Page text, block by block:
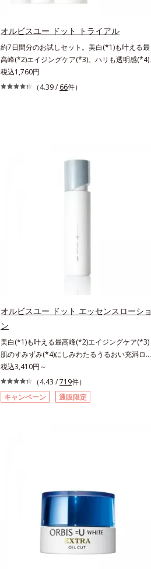
オルビスユー ドット トライアル
約7日間分のお試しセット。美白(*1)も叶える最
高峰(*2)エイジングケア(*3)。ハリも透明感(*4)
も結果主義。年齢サイン(*5)の因子に着目した肌
科学エイジングケア(*3)シリーズ。オルビスユー
ている状態である「透明感のなさ」が現れること
分かりました。そこでオルビスユー ドットシリ
ーズは美容成分(*7)として「G.D.F.アクティベー
ートブースター(*9)」を配合することで、肌のふ
っくら感や透明感を叶えます。美白ケアしながら
なシナジー設計で、あなたのエイジングケアを応
援します。*1 メラニンの生成を抑え、シミ・
ソバカスを防ぐ（ウォッシュ除く）*2 オルビ
ス内スキンケアシリーズの保湿力*3 年齢に応
じたお手入れのこと*4 うるおいによる*5 乾
燥、ハリ・ツヤのなさ*6 乾燥による*7 保湿
成分*8 ロニセラカエルレア果汁、ノバラエキ
ス配合＝うるおいを与えハリと透明感に満ちた肌
へ導く保湿成分*9 メマツヨイグサ抽出液、ス
イカズラエキス配合＝角層のすみずみまで水分・
税込1,760円
（4.39 / 66件）
オルビスユー ドット エッセンスローショ
ン
美白(*1)も叶える最高峰(*2)エイジングケア(*3)
肌のすみずみ(*4)にしみわたるうるおい充満ロー
ション。ハリも透明感(*5)も結果主義。年齢サイ
ン(*6)の因子に着目した肌科学エイジングケア
(*3)シリーズ。オルビスユー ドットシリーズは、
年齢による肌悩み一つ一つを対処するのではな
ー ドットシリーズは美容成分(*8)として「G.D.F.
アクティベーター(*9)」を配合。そして、従来か
ら配合している美白(*1)有効成分「トラネキサム
酸」を配合しました。さらに、シリーズ共通の美
容成分「GLルートブースター(*10)」を配合する
ことで、肌のふっくら感や透明感を叶えます。美
税込3,410円～
（4.43 /719件）
キャンペーン
通販限定